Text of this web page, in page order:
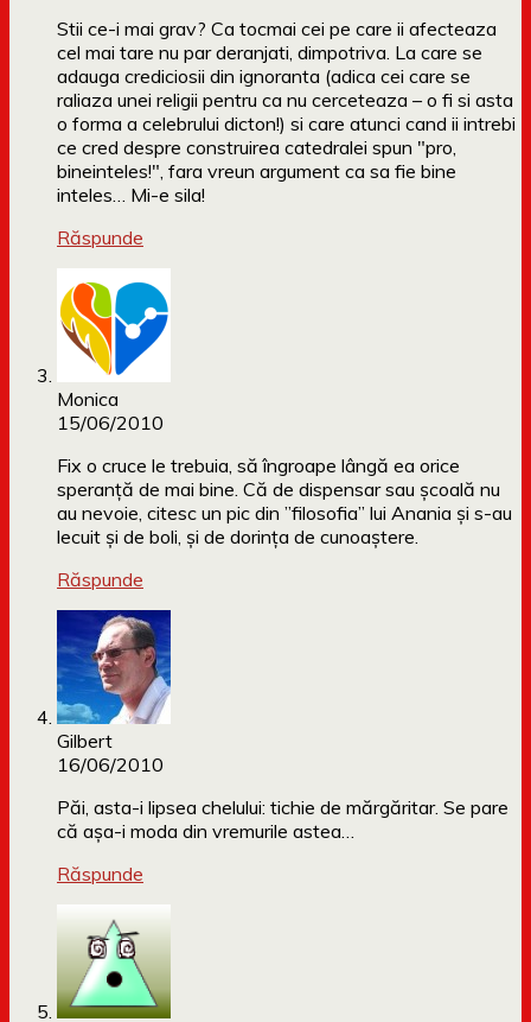
Stii ce-i mai grav? Ca tocmai cei pe care ii afecteaza
cel mai tare nu par deranjati, dimpotriva. La care se
adauga crediciosii din ignoranta (adica cei care se
raliaza unei religii pentru ca nu cerceteaza – o fi si asta
o forma a celebrului dicton!) si care atunci cand ii intrebi
ce cred despre construirea catedralei spun "pro,
bineinteles!", fara vreun argument ca sa fie bine
inteles… Mi-e sila!
Răspunde
Monica
15/06/2010
Fix o cruce le trebuia, să îngroape lângă ea orice
speranță de mai bine. Că de dispensar sau școală nu
au nevoie, citesc un pic din ”filosofia” lui Anania și s-au
lecuit și de boli, și de dorința de cunoaștere.
Răspunde
Gilbert
16/06/2010
Păi, asta-i lipsea chelului: tichie de mărgăritar. Se pare
că aşa-i moda din vremurile astea…
Răspunde